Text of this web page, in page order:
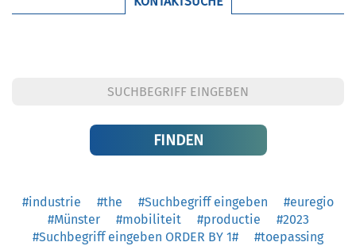
#industrie #the #Suchbegriff eingeben
#euregio
#Münster
#mobiliteit #productie
#2023
#Suchbegriff eingeben ORDER BY 1#
#toepassing